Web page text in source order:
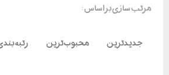
مرتب سازی بر اساس :
جدیدترین محبوب‌ترین رتبه